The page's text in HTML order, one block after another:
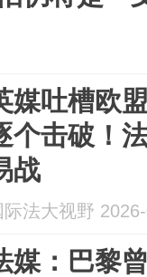
媒吐槽欧
个击破！
战
际法大视野
媒：巴黎